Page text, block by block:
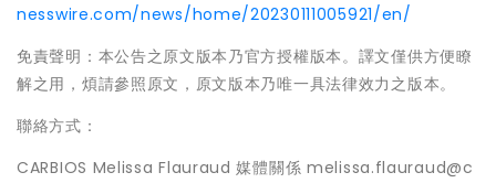
nesswire.com/news/home/20230111005921/en/
免責聲明：本公告之原文版本乃官方授權版本。譯文僅供方便瞭
解之用，煩請參照原文，原文版本乃唯一具法律效力之版本。
聯絡方式：
CARBIOS Melissa Flauraud 媒體關係 melissa.flauraud@c